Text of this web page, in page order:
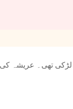
تھی۔ عریشہ